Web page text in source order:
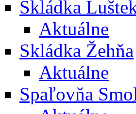
Skládka
Aktuálne
Skládka Žehňa
Aktuálne
Spaľovňa